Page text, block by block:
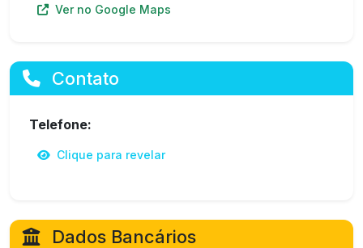
Ver no Google Maps
Contato
Telefone:
Clique para revelar
Dados Bancários